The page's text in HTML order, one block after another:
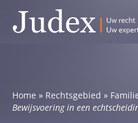
Home » Rechtsgebied »
Bewijsvoering in een